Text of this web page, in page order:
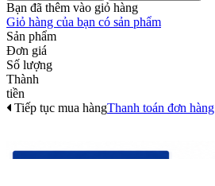
Bạn đã thêm vào giỏ hàng
Giỏ hàng của bạn có sản phẩm
Sản phẩm
Đơn giá
Số lượng
Thành
tiền
Tiếp tục mua hàngThanh toán đơn hàng